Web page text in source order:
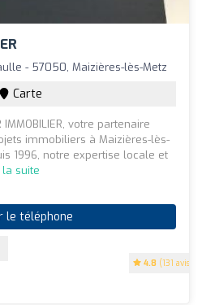
4.8 (131 avis)
- 57050, Maizières-lès-Metz
Carte
IMMOBILIER, votre partenaire
immobiliers à Maizières-lès-
1996, notre expertise locale et
la suite
le téléphone